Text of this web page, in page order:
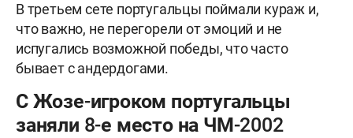
В третьем сете португальцы поймали кураж и,
что важно, не перегорели от эмоций и не
испугались возможной победы, что часто
бывает с андердогами.
С Жозе-игроком португальцы
заняли 8-е место на ЧМ-2002